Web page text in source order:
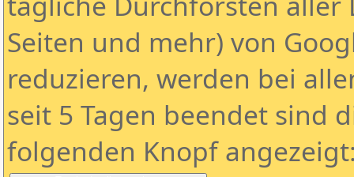
Seiten und mehr) von
reduzieren, werden bei
seit 5 Tagen beendet sind
folgenden Knopf